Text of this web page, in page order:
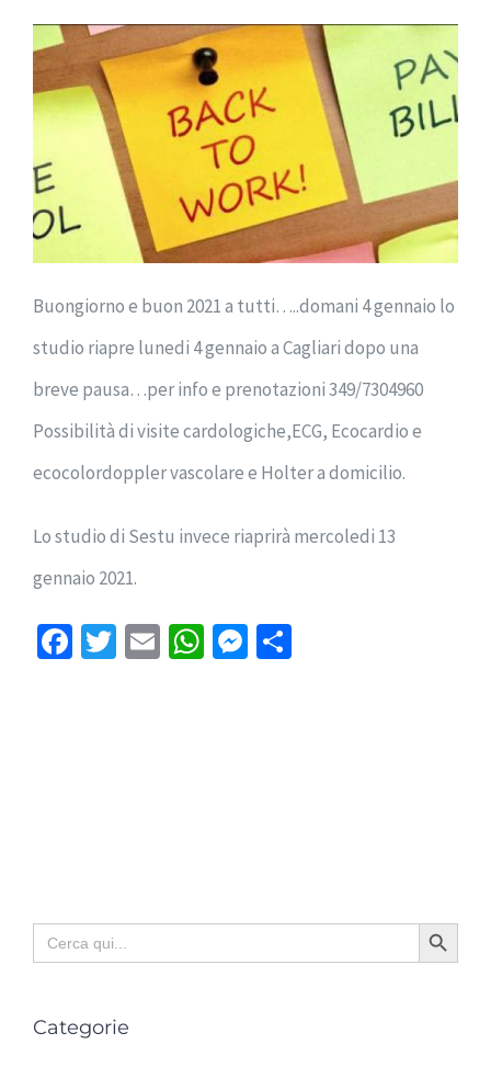
Buongiorno e buon 2021 a tutti…..domani 4 gennaio lo
studio riapre lunedi 4 gennaio a Cagliari dopo una
breve pausa…per info e prenotazioni 349/7304960
Possibilità di visite cardologiche,ECG, Ecocardio e
ecocolordoppler vascolare e Holter a domicilio.
Lo studio di Sestu invece riaprirà mercoledi 13
gennaio 2021.
Facebook
Twitter
EmailWhatsApp
Messenger
Search
for:
Search Button
Categorie